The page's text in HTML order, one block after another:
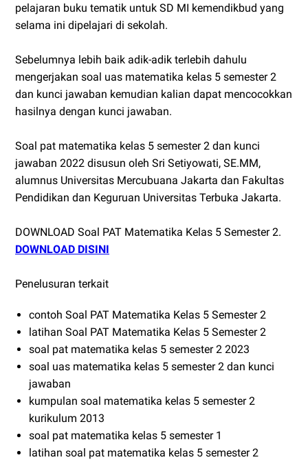
pelajaran buku tematik untuk SD MI kemendikbud yang
selama ini dipelajari di sekolah.
Sebelumnya lebih baik adik-adik terlebih dahulu
mengerjakan soal uas matematika kelas 5 semester 2
dan kunci jawaban kemudian kalian dapat mencocokkan
hasilnya dengan kunci jawaban.
Soal pat matematika kelas 5 semester 2 dan kunci
jawaban 2022 disusun oleh Sri Setiyowati, SE.MM,
alumnus Universitas Mercubuana Jakarta dan Fakultas
Pendidikan dan Keguruan Universitas Terbuka Jakarta.
DOWNLOAD Soal PAT Matematika Kelas 5 Semester 2.
DOWNLOAD DISINI
Penelusuran terkait
contoh Soal PAT Matematika Kelas 5 Semester 2
latihan Soal PAT Matematika Kelas 5 Semester 2
soal pat matematika kelas 5 semester 2 2023
soal uas matematika kelas 5 semester 2 dan kunci
jawaban
kumpulan soal matematika kelas 5 semester 2
kurikulum 2013
soal pat matematika kelas 5 semester 1
latihan soal pat matematika kelas 5 semester 2